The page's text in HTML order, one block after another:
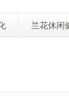
兰花休闲